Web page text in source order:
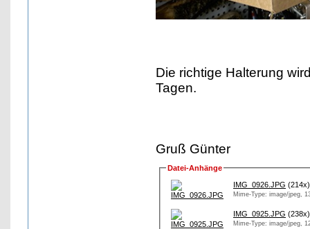
Die richtige Halterung
Tagen.
Gruß Günter
Datei-Anhänge
IMG_0926.JPG (214x)
Mime-Type: image/jpeg,
IMG_0925.JPG (238x)
Mime-Type: image/jpeg,